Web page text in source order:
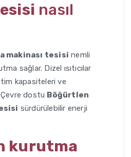
nasıl
makinası tesisi nemli
sağlar. Dizel ısıtıcılar
kapasiteleri ve
Çevre dostu Böğürtlen
sürdürülebilir enerji
kurutma